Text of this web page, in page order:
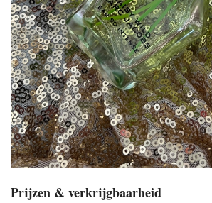
Prijzen & verkrijgbaarheid